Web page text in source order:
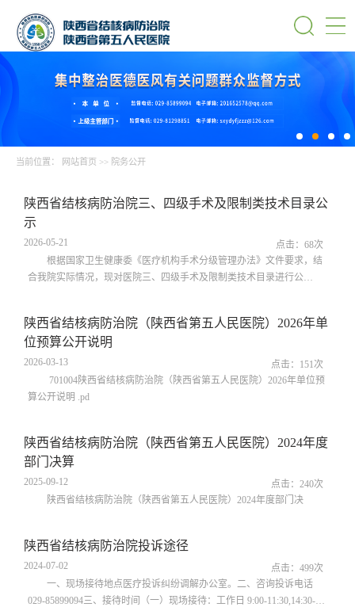
当前位置： 网站首页 >> 院务公开
陕西省结核病防治院三、四级手术及限制类技术目录公
示
2026-05-21 点击： 68次
根据国家卫生健康委《医疗机构手术分级管理办法》文件要求，结
合我院实际情况，现对医院三、四级手术及限制类技术目录进行公
陕西省结核病防治院（陕西省第五人民医院）2026年单
位预算公开说明
2026-03-13 点击： 151次
701004陕西省结核病防治院（陕西省第五人民医院）2026年单位预
算公开说明 .pd
陕西省结核病防治院（陕西省第五人民医院）2024年度
部门决算
2025-09-12 点击： 240次
陕西省结核病防治院（陕西省第五人民医院）2024年度部门决
陕西省结核病防治院投诉途径
2024-07-02 点击： 499次
一、现场接待地点医疗投诉纠纷调解办公室。二、咨询投诉电话
029-85899094三、接待时间（一）现场接待：工作日 9:00-11:30,14:30-